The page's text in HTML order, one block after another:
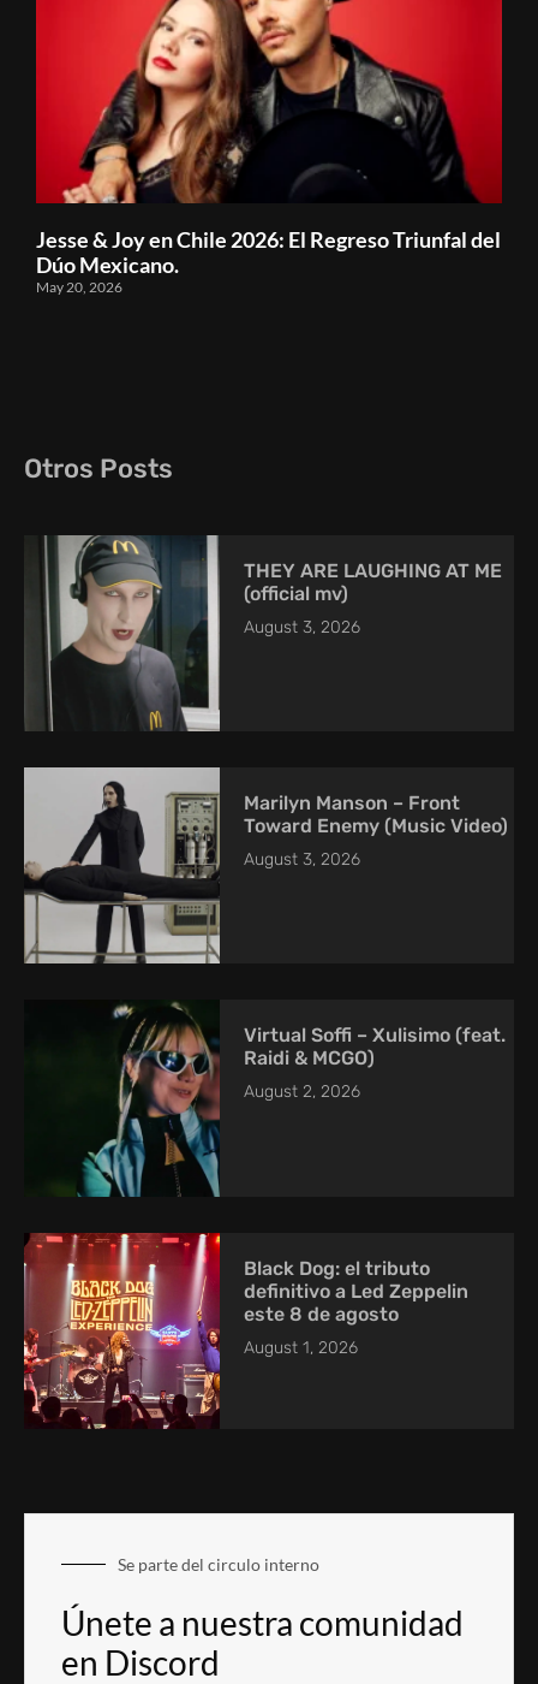
Jesse & Joy en Chile 2026: El Regreso Triunfal del
Dúo Mexicano.
May 20, 2026
Otros Posts
THEY ARE LAUGHING AT ME
(official mv)
August 3, 2026
Marilyn Manson – Front
Toward Enemy (Music Video)
August 3, 2026
Virtual Soffi – Xulisimo (feat.
Raidi & MCGO)
August 2, 2026
Black Dog: el tributo
definitivo a Led Zeppelin
este 8 de agosto
August 1, 2026
Se parte del circulo interno
Únete a nuestra comunidad
en Discord